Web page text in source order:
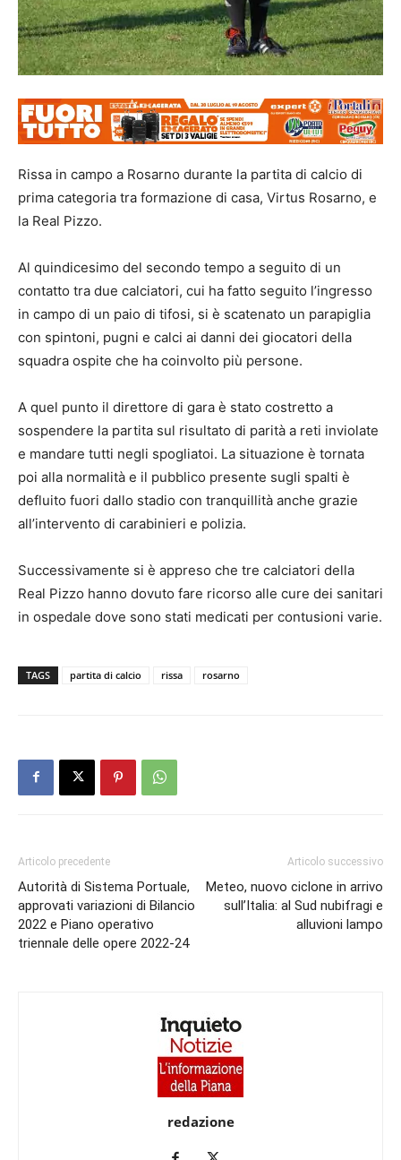
Rissa in campo a Rosarno durante la partita di calcio di
prima categoria tra formazione di casa, Virtus Rosarno, e
la Real Pizzo.
Al quindicesimo del secondo tempo a seguito di un
contatto tra due calciatori, cui ha fatto seguito l’ingresso
in campo di un paio di tifosi, si è scatenato un parapiglia
con spintoni, pugni e calci ai danni dei giocatori della
squadra ospite che ha coinvolto più persone.
A quel punto il direttore di gara è stato costretto a
sospendere la partita sul risultato di parità a reti inviolate
e mandare tutti negli spogliatoi. La situazione è tornata
poi alla normalità e il pubblico presente sugli spalti è
defluito fuori dallo stadio con tranquillità anche grazie
all’intervento di carabinieri e polizia.
Successivamente si è appreso che tre calciatori della
Real Pizzo hanno dovuto fare ricorso alle cure dei sanitari
in ospedale dove sono stati medicati per contusioni varie.
TAGS partita di calcio rissa rosarno
Articolo precedente
Autorità di Sistema Portuale,
approvati variazioni di Bilancio
2022 e Piano operativo
triennale delle opere 2022-24
Articolo successivo
Meteo, nuovo ciclone in arrivo
sull’Italia: al Sud nubifragi e
alluvioni lampo
redazione